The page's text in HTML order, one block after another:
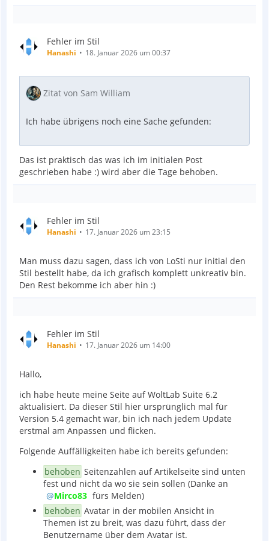
Fehler im Stil
Hanashi 18. Januar 2026 um 00:37
Zitat von Sam William
Ich habe übrigens noch eine Sache gefunden:
Das ist praktisch das was ich im initialen Post
geschrieben habe :) wird aber die Tage behoben.
Fehler im Stil
Hanashi 17. Januar 2026 um 23:15
Man muss dazu sagen, dass ich von LoSti nur initial den
Stil bestellt habe, da ich grafisch komplett unkreativ bin.
Den Rest bekomme ich aber hin :)
Fehler im Stil
Hanashi 17. Januar 2026 um 14:00
Hallo,
ich habe heute meine Seite auf WoltLab Suite 6.2
aktualisiert. Da dieser Stil hier ursprünglich mal für
Version 5.4 gemacht war, bin ich nach jedem Update
erstmal am Anpassen und flicken.
Folgende Auffälligkeiten habe ich bereits gefunden:
behoben Seitenzahlen auf Artikelseite sind unten
fest und nicht da wo sie sein sollen (Danke an
Mirco83 fürs Melden)
behoben Avatar in der mobilen Ansicht in
Themen ist zu breit, was dazu führt, dass der
Benutzername über dem Avatar ist.